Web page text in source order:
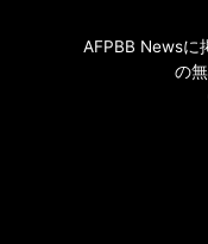
AFPBB Newsに
の